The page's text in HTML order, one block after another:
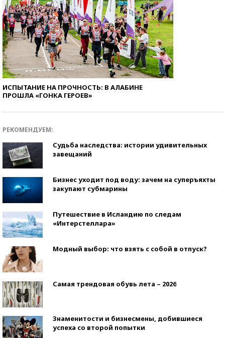
ИСПЫТАНИЕ НА ПРОЧНОСТЬ: В АЛАБИНЕ
ПРОШЛА «ГОНКА ГЕРОЕВ»
РЕКОМЕНДУЕМ:
Судьба наследства: истории удивительных
завещаний
Бизнес уходит под воду: зачем на суперъяхты
закупают субмарины
Путешествие в Исландию по следам
«Интерстеллара»
Модный выбор: что взять с собой в отпуск?
Самая трендовая обувь лета – 2026
Знаменитости и бизнесмены, добившиеся
успеха со второй попытки